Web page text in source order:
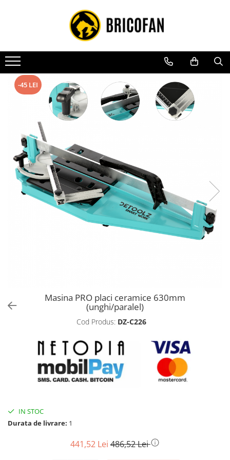
Toate Produsele
Vehicule electrice
Atv
Cu permis
Masini electrice
Motocross
Piese de schimb vehicule electrice
Scutere electrice
Scutere pe benzina
Tricicluri cargo fara permis
Tricicluri persoane
Motoburghie si accesorii
Accesorii motoburghie
Drujbe, fierastraie electrice
Drujbe pe benzina
Drujbe cu acumulator
Drujbe electrice
Unelte electrice busteni
-45 LEI
Masina PRO placi ceramice 630mm
(unghi/paralel)
Cod Produs: DZ-C226
IN STOC
Durata de livrare: 1
441,52 Lei 486,52 Lei